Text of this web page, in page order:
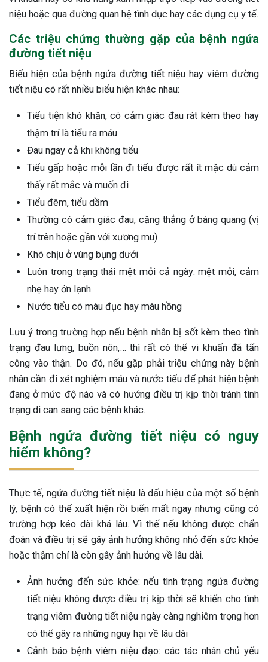
niệu hoặc qua đường quan hệ tình dục hay các dụng cụ y tế.
Các triệu chứng thường gặp của bệnh ngứa
đường tiết niệu
Biểu hiện của bệnh ngứa đường tiết niệu hay viêm đường
tiết niệu có rất nhiều biểu hiện khác nhau:
Tiểu tiện khó khăn, có cảm giác đau rát kèm theo hay
thậm trí là tiểu ra máu
Đau ngay cả khi không tiểu
Tiểu gấp hoặc mỗi lần đi tiểu được rất ít mặc dù cảm
thấy rất mắc và muốn đi
Tiểu đêm, tiểu dầm
Thường có cảm giác đau, căng thẳng ở bàng quang (vị
trí trên hoặc gần với xương mu)
Khó chịu ở vùng bụng dưới
Luôn trong trạng thái mệt mỏi cả ngày: mệt mỏi, cảm
nhẹ hay ớn lạnh
Nước tiểu có màu đục hay màu hồng
Lưu ý trong trường hợp nếu bệnh nhân bị sốt kèm theo tình
trạng đau lưng, buồn nôn,… thì rất có thể vi khuẩn đã tấn
công vào thận. Do đó, nếu gặp phải triệu chứng này bệnh
nhân cần đi xét nghiệm máu và nước tiểu để phát hiện bệnh
đang ở mức độ nào và có hướng điều trị kịp thời tránh tình
trạng di can sang các bệnh khác.
Bệnh ngứa đường tiết niệu có nguy
hiểm không?
Thực tế, ngứa đường tiết niệu là dấu hiệu của một số bệnh
lý, bệnh có thể xuất hiện rồi biến mất ngay nhưng cũng có
trường hợp kéo dài khá lâu. Vì thế nếu không được chẩn
đoán và điều trị sẽ gây ảnh hưởng không nhỏ đến sức khỏe
hoặc thậm chí là còn gây ảnh hưởng về lâu dài.
Ảnh hưởng đến sức khỏe: nếu tình trạng ngứa đường
tiết niệu không được điều trị kịp thời sẽ khiến cho tình
trạng viêm đường tiết niệu ngày càng nghiêm trọng hơn
có thể gây ra những nguy hại về lâu dài
Cảnh báo bệnh viêm niệu đạo: các tác nhân chủ yếu